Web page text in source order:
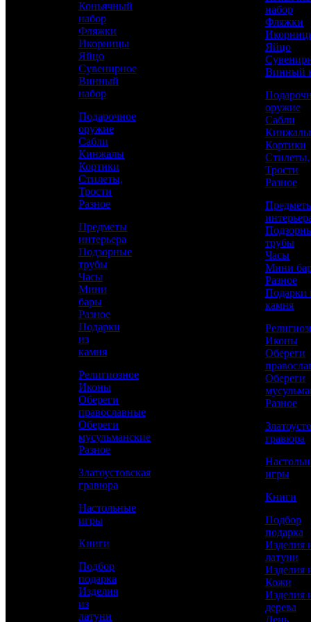
золотом
Аристократ
20 500 р.
Сравнить товар
Рассчитать доставку СДЭК
РАССЧИТАТЬ
Токарные, Слесарные, Полировка, Рисовка
кистью, Гравирование по лаку, Травление,
Никелирование, Золочение, Ювелирные
Коньячный
набор
Фляжки
Икорницы
Яйцо
Сувенирное
Винный
набор
Подарочное
оружие
Сабли
Кинжалы
Кортики
Стилеты,
Трости
Разное
Предметы
интерьера
Подзорные
трубы
Часы
Мини
бары
Разное
Подарки
из
камня
Религиозное
Иконы
Обереги
православные
Обереги
мусульманские
Разное
Златоустовская
гравюра
Настольные
игры
Книги
Подбор
подарка
Изделия
из
латуни
набор
Фляжки
Яйцо
Винный
оружие
Сабли
Кинжалы
Кортики
Стилеты,
Трости
Разное
трубы
Часы
Мини
Разное
Подарки
камня
Иконы
Обереги
Обереги
Разное
гравюра
игры
Книги
Подбор
подарка
Изделия
латуни
Изделия
Кожи
Изделия
дерева
День